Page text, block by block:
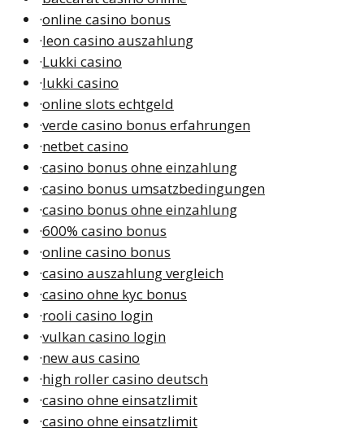
·online casino bonus
·leon casino auszahlung
·Lukki casino
·lukki casino
·online slots echtgeld
·verde casino bonus erfahrungen
·netbet casino
·casino bonus ohne einzahlung
·casino bonus umsatzbedingungen
·casino bonus ohne einzahlung
·600% casino bonus
·online casino bonus
·casino auszahlung vergleich
·casino ohne kyc bonus
·rooli casino login
·vulkan casino login
·new aus casino
·high roller casino deutsch
·casino ohne einsatzlimit
·casino ohne einsatzlimit